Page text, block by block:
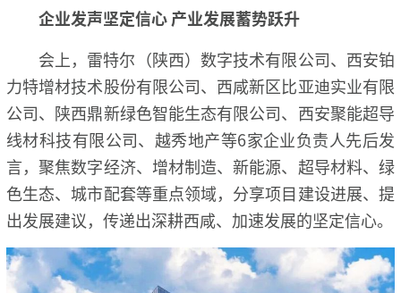
企业发声坚定信心 产业发展蓄势跃升
会上，雷特尔（陕西）数字技术有限公司、西安铂
力特增材技术股份有限公司、西咸新区比亚迪实业有限
公司、陕西鼎新绿色智能生态有限公司、西安聚能超导
线材科技有限公司、越秀地产等6家企业负责人先后发
言，聚焦数字经济、增材制造、新能源、超导材料、绿
色生态、城市配套等重点领域，分享项目建设进展、提
出发展建议，传递出深耕西咸、加速发展的坚定信心。